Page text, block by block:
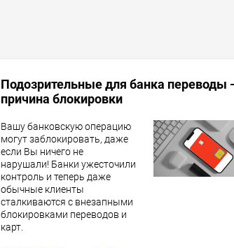
Подозрительные для банка переводы -
причина блокировки
Вашу банковскую операцию
могут заблокировать, даже
если Вы ничего не
нарушали! Банки ужесточили
контроль и теперь даже
обычные клиенты
сталкиваются с внезапными
блокировками переводов и
карт.